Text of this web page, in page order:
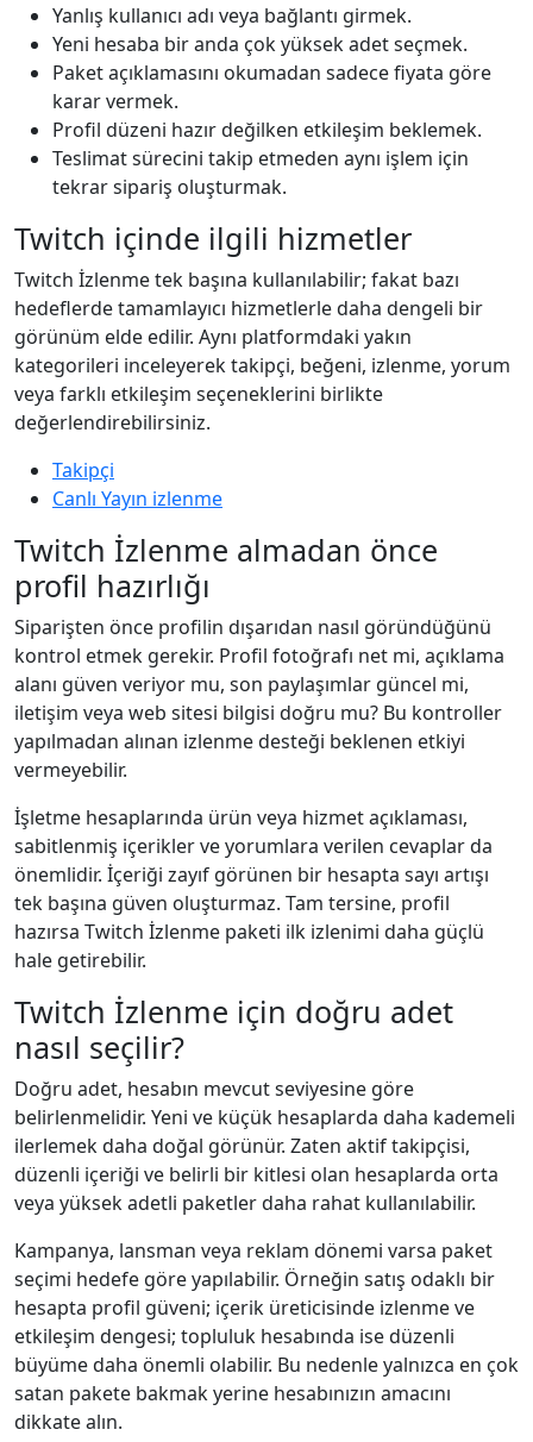
Yanlış kullanıcı adı veya bağlantı girmek.
Yeni hesaba bir anda çok yüksek adet seçmek.
Paket açıklamasını okumadan sadece fiyata göre
karar vermek.
Profil düzeni hazır değilken etkileşim beklemek.
Teslimat sürecini takip etmeden aynı işlem için
tekrar sipariş oluşturmak.
Twitch içinde ilgili hizmetler
Twitch İzlenme tek başına kullanılabilir; fakat bazı
hedeflerde tamamlayıcı hizmetlerle daha dengeli bir
görünüm elde edilir. Aynı platformdaki yakın
kategorileri inceleyerek takipçi, beğeni, izlenme, yorum
veya farklı etkileşim seçeneklerini birlikte
değerlendirebilirsiniz.
Takipçi
Canlı Yayın izlenme
Twitch İzlenme almadan önce
profil hazırlığı
Siparişten önce profilin dışarıdan nasıl göründüğünü
kontrol etmek gerekir. Profil fotoğrafı net mi, açıklama
alanı güven veriyor mu, son paylaşımlar güncel mi,
iletişim veya web sitesi bilgisi doğru mu? Bu kontroller
yapılmadan alınan izlenme desteği beklenen etkiyi
vermeyebilir.
İşletme hesaplarında ürün veya hizmet açıklaması,
sabitlenmiş içerikler ve yorumlara verilen cevaplar da
önemlidir. İçeriği zayıf görünen bir hesapta sayı artışı
tek başına güven oluşturmaz. Tam tersine, profil
hazırsa Twitch İzlenme paketi ilk izlenimi daha güçlü
hale getirebilir.
Twitch İzlenme için doğru adet
nasıl seçilir?
Doğru adet, hesabın mevcut seviyesine göre
belirlenmelidir. Yeni ve küçük hesaplarda daha kademeli
ilerlemek daha doğal görünür. Zaten aktif takipçisi,
düzenli içeriği ve belirli bir kitlesi olan hesaplarda orta
veya yüksek adetli paketler daha rahat kullanılabilir.
Kampanya, lansman veya reklam dönemi varsa paket
seçimi hedefe göre yapılabilir. Örneğin satış odaklı bir
hesapta profil güveni; içerik üreticisinde izlenme ve
etkileşim dengesi; topluluk hesabında ise düzenli
büyüme daha önemli olabilir. Bu nedenle yalnızca en çok
satan pakete bakmak yerine hesabınızın amacını
dikkate alın.